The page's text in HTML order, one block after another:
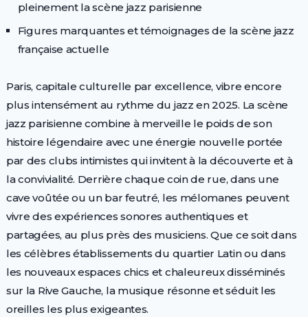
pleinement la scène jazz parisienne
Figures marquantes et témoignages de la scène jazz
française actuelle
Paris, capitale culturelle par excellence, vibre encore
plus intensément au rythme du jazz en 2025. La scène
jazz parisienne combine à merveille le poids de son
histoire légendaire avec une énergie nouvelle portée
par des clubs intimistes qui invitent à la découverte et à
la convivialité. Derrière chaque coin de rue, dans une
cave voûtée ou un bar feutré, les mélomanes peuvent
vivre des expériences sonores authentiques et
partagées, au plus près des musiciens. Que ce soit dans
les célèbres établissements du quartier Latin ou dans
les nouveaux espaces chics et chaleureux disséminés
sur la Rive Gauche, la musique résonne et séduit les
oreilles les plus exigeantes.